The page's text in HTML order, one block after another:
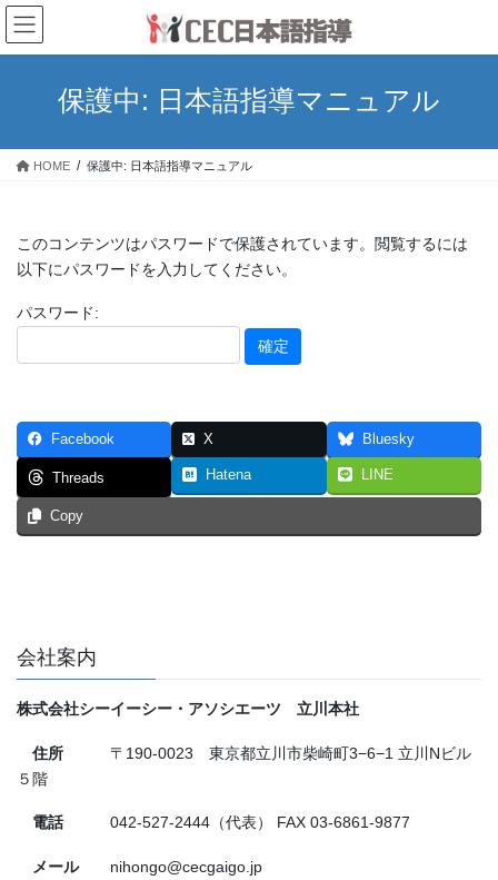
コ
ン
テ
ス
ナ
ビ
ゲ
ン
保護中: 日本語指導マニュアル
HOME 保護中: 日本語指導マニュアル
このコンテンツはパスワードで保護されています。閲覧するには
以下にパスワードを入力してください。
パスワード:
Facebook X Bluesky
Threads Hatena LINE
Copy
会社案内
株式会社シーイーシー・アソシエーツ 立川本社
住所 〒190-0023 東京都立川市柴崎町3−6−1 立川Nビル
５階
電話 042-527-2444（代表） FAX 03-6861-9877
メール nihongo@cecgaigo.jp